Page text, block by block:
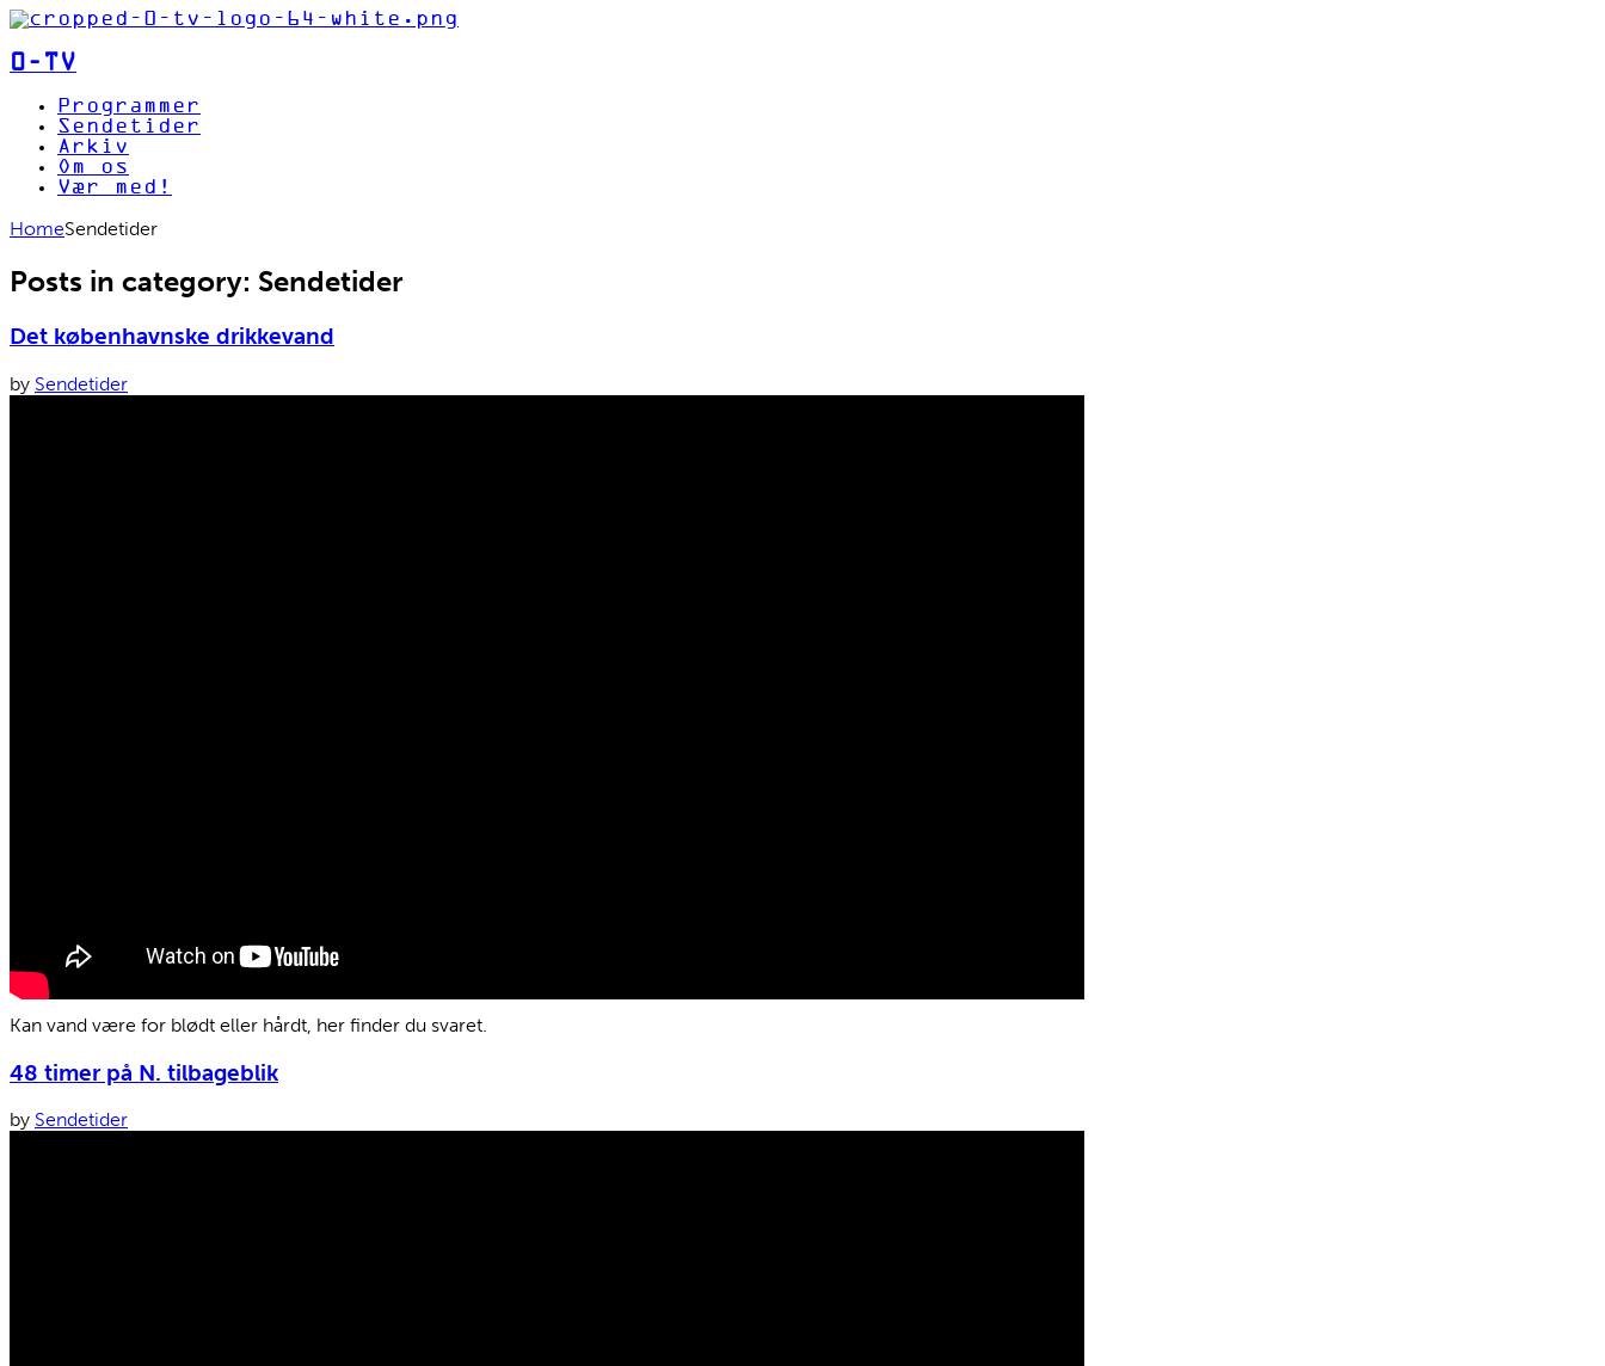
0-TV
Programmer
Sendetider
Arkiv
Om os
Vær med!
HomeSendetider
Posts in category: Sendetider
Det københavnske drikkevand
by Sendetider
Kan vand være for blødt eller hårdt, her finder du svaret.
48 timer på N. tilbageblik
by Sendetider